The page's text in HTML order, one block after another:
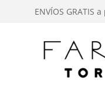
ENVÍOS GRATIS